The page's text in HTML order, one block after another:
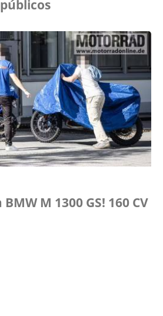
M 1300 GS! 160 CV